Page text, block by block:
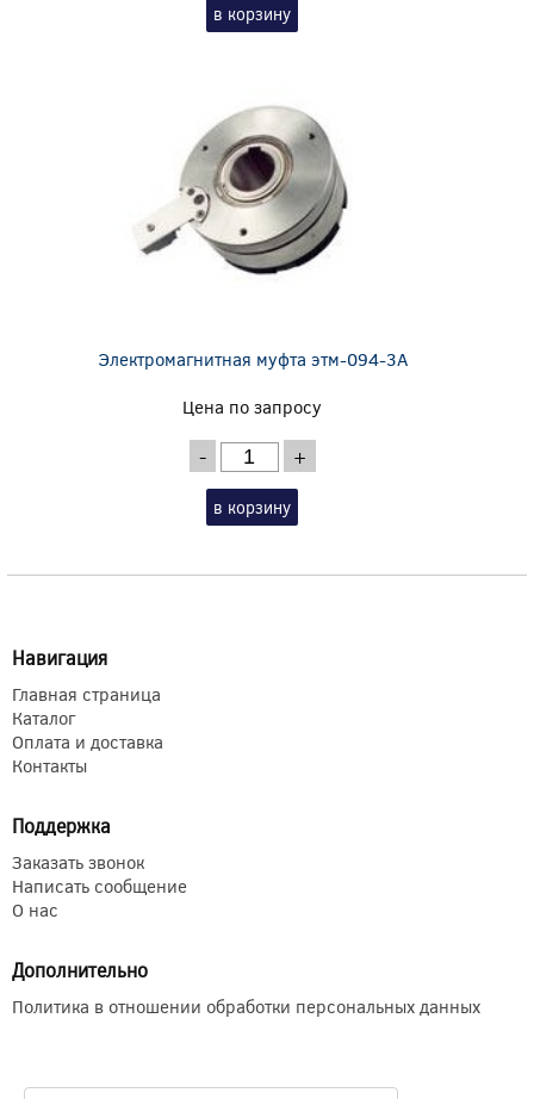
в корзину
Электромагнитная муфта этм-094-3А
Цена по запросу
- +
в корзину
Навигация
Главная страница
Каталог
Оплата и доставка
Контакты
Поддержка
Заказать звонок
Написать сообщение
О нас
Дополнительно
Политика в отношении обработки персональных данных